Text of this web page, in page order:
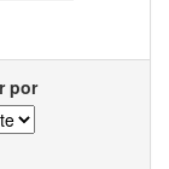
por